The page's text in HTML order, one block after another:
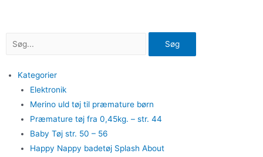
Søg
Kategorier
Elektronik
Merino uld tøj til præmature børn
Præmature tøj fra 0,45kg. – str. 44
Baby Tøj str. 50 – 56
Happy Nappy badetøj Splash About